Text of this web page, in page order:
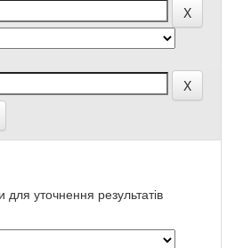
для уточнення результатів